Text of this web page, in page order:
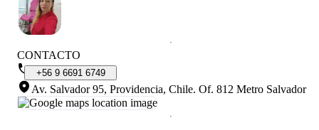
CONTACTO
+56 9 6691 6749
Av. Salvador 95, Providencia, Chile. Of. 812 Metro Salvador